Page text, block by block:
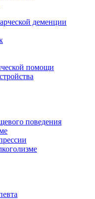
деменции
помощи
поведения